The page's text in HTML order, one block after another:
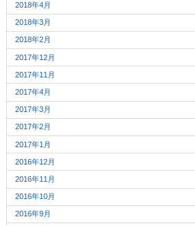
2018年4月
2018年3月
2018年2月
2017年12月
2017年11月
2017年4月
2017年3月
2017年2月
2017年1月
2016年12月
2016年11月
2016年10月
2016年9月